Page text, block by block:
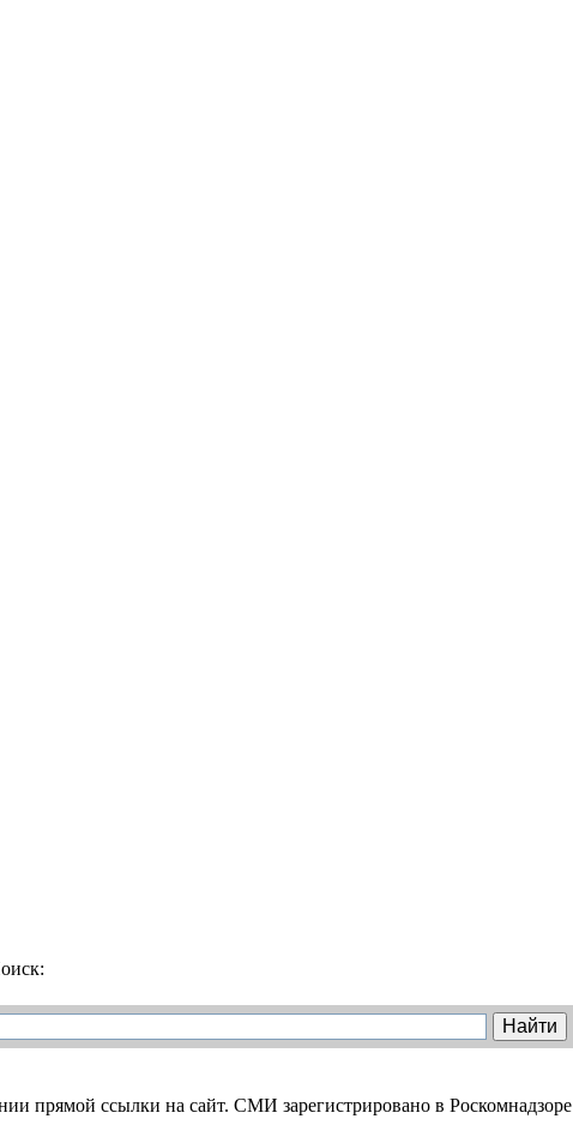
прямой ссылки на сайт. СМИ зарегистрировано в Роскомнадзоре